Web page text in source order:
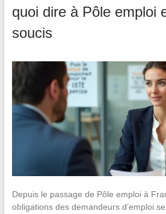
quoi dire à Pôle emploi
soucis
Depuis le passage de Pôle emploi à
obligations des demandeurs d’emploi